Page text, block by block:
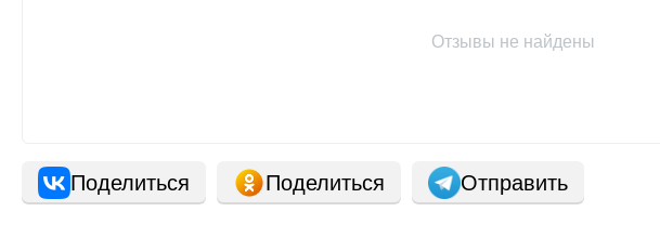
Отзывы не найдены
Поделиться Поделиться Отправить